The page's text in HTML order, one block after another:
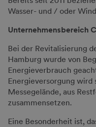
Wasser- und / oder
Unternehmensbereich
Bei der Revitalisierung
Hamburg wurde von
Energieverbrauch
Energieversorgung wird
Messegelände, aus
zusammensetzen.
Eine Besonderheit ist,